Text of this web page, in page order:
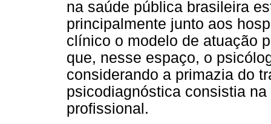
na saúde pública brasileira
principalmente junto aos
clínico o modelo de atuação
que, nesse espaço, o
considerando a primazia do
psicodiagnóstica consistia
profissional.